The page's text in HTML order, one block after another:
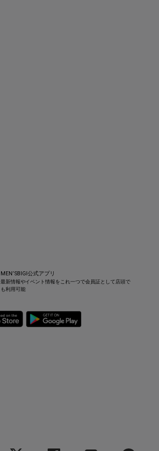
MEN’SBIGI公式アプリ
最新情報やイベント情報をこれ一つで会員証として店頭で
も利用可能